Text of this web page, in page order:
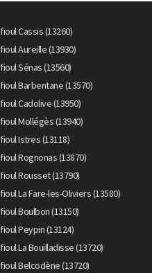
fioul Cassis (13260)
fioul Aureille (13930)
fioul Sénas (13560)
fioul Barbentane (13570)
fioul Cadolive (13950)
fioul Mollégès (13940)
fioul Istres (13118)
fioul Rognonas (13870)
fioul Rousset (13790)
fioul La Fare-les-Oliviers (13580)
fioul Boulbon (13150)
fioul Peypin (13124)
fioul La Bouilladisse (13720)
fioul Belcodène (13720)